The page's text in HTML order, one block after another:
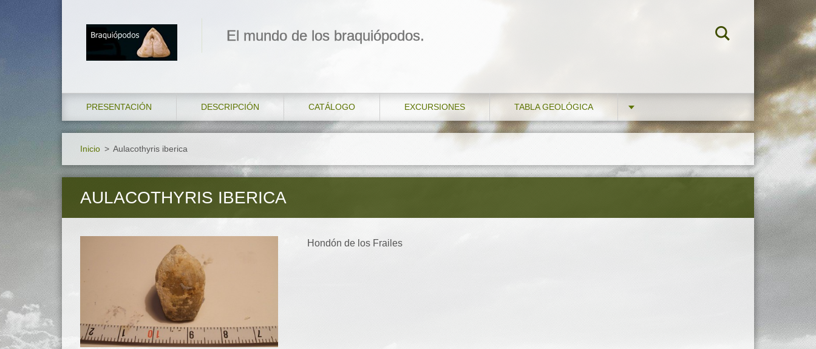
El mundo de los braquiópodos.
PRESENTACIÓN DESCRIPCIÓN CATÁLOGO EXCURSIONES TABLA GEOLÓGICA
Inicio > Aulacothyris iberica
AULACOTHYRIS IBERICA
Hondón de los Frailes